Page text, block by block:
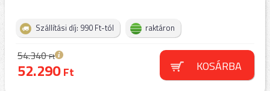
Szállítási díj: 990 Ft-tól raktáron
54.340Ft
52.290Ft KOSÁRBA